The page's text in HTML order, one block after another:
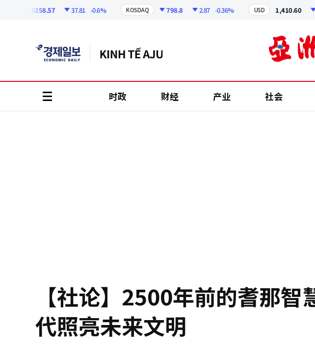
6258.57 37.81 -0.6% KOSDAQ 798.8 2.87 -0.36% USD 1,410.60
时政 财经 产业 社会
【社论】2500年前的耆那智
代照亮未来文明